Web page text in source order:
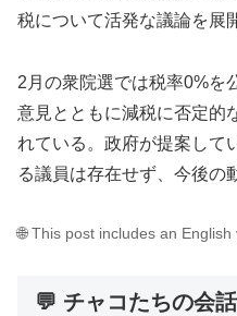
税について活発な議論を展
2月の衆院選では税率0%を
意見とともに減税に否定的
れている。政府が提案して
る議員は存在せず、今後の
🌐 This post includes an English
💬 チャコたちの会